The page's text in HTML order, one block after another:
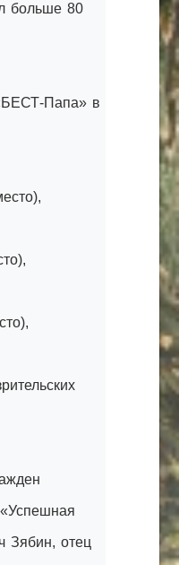
больше 80
Папа» в
Зябин, отец